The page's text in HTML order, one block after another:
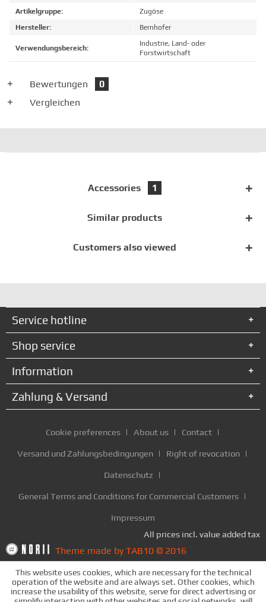
Artikelgruppe:
Zugöse
Hersteller:
Bernhofer
Verwendungsbereich:
Industrie, Land- oder
Forstwirtschaft
Bewertungen
0
Vergleichen
Accessories 1
Similar products
Customers also viewed
Service hotline
Shop service
Information
Zahlung & Versand
Cookie preferences About us Contact
Versand und Zahlungsbedingungen Right of revocation
Datenschutz
General Terms and Conditions for Commercial Customers
Impressum
All prices incl. value added tax
Theme made by TAB10 © 2016
This website uses cookies, which are necessary for the technical
operation of the website and are always set. Other cookies, which
increase the usability of this website, serve for direct advertising or